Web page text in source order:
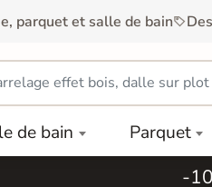
parquet et salle de bain
de bain Parquet
-